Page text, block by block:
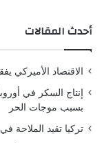
م
أحدث المقالات
الاقتصاد الأميركي يفقد 23 ألف وظيفة في يوليو خلافاً
إنتاج السكر في
بسبب موجات الحر
تركيا تقيد الملاحة